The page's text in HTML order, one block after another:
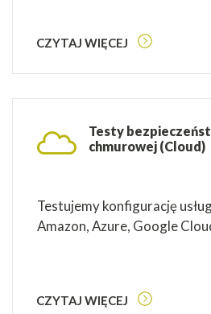
CZYTAJ WIĘCEJ
Testy
chmurowej (Cloud)
Testujemy konfigurację
Amazon, Azure, Google
CZYTAJ WIĘCEJ